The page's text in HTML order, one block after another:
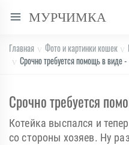
МУРЧИМКА
Главная Фото и картинки кошек
Срочно требуется помощь в виде
Срочно требуется
Котейка выспался и
со стороны хозяев. Ну